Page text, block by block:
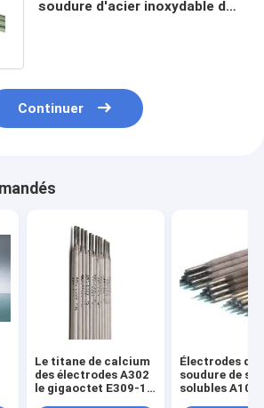
soudure d'acier inoxydable de
Continuer
Le titane de calcium
des électrodes A302
le gigaoctet E309-16
Électrodes de
soudure de
solubles A102